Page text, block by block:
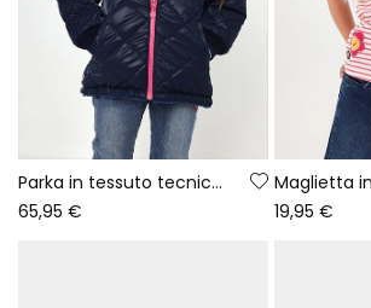
Parka in tessuto tecnico bambina blu navy trapuntata
65,95 €
19,95 €